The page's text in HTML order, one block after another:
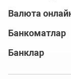
Валюта
Банкоматлар
Банклар